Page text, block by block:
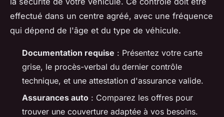
effectué dans un centre agréé, avec une fréquence
qui dépend de l'âge et du type de véhicule.
Documentation requise : Présentez votre carte
grise, le procès-verbal du dernier contrôle
technique, et une attestation d'assurance valide.
Assurances auto : Comparez les offres pour
trouver une couverture adaptée à vos besoins.